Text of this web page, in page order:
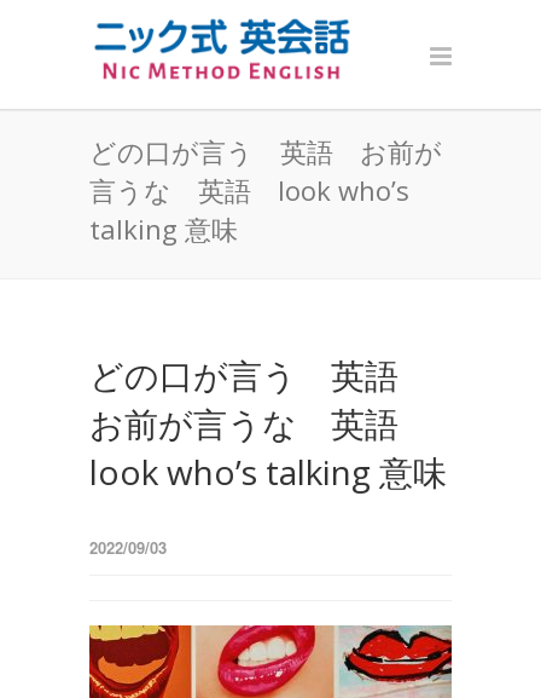
どの口が言う 英語 お前が
言うな 英語 look who’s
talking 意味
どの口が言う 英語
お前が言うな 英語
look who’s talking 意味
2022/09/03